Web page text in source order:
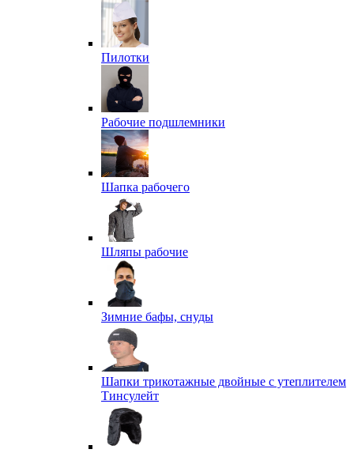
Пилотки
Рабочие подшлемники
Шапка рабочего
Шляпы рабочие
Зимние бафы, снуды
Шапки трикотажные двойные с утеплителем
Тинсулейт